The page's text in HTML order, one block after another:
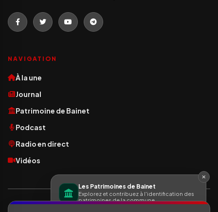
NAVIGATION
À la une
Journal
Patrimoine de Bainet
Podcast
Radio en direct
Vidéos
© 2026 Le Bainétien. Tous droits réservés | Site développé par:
Les Patrimoines de Bainet
Explorez et contribuez à l'identification des
patrimoines de la commune.